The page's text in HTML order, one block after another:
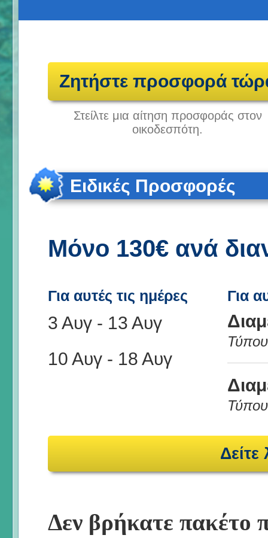
Ζητήστε προσφορά
Στείλτε μια αίτηση προσφοράς στον
οικοδεσπότη.
Ειδικές Προσφορές
Μόνο 130€ ανά
Για αυτές τις ημέρες
3 Αυγ - 13 Αυγ
10 Αυγ - 18 Αυγ
Για
Δείτε
Δεν βρήκατε πακέτο